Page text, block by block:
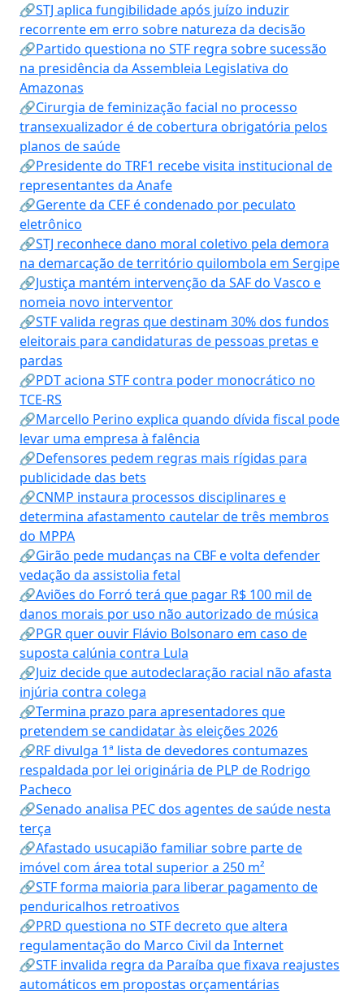
🔗STJ aplica fungibilidade após juízo induzir
recorrente em erro sobre natureza da decisão
🔗Partido questiona no STF regra sobre sucessão
na presidência da Assembleia Legislativa do
Amazonas
🔗Cirurgia de feminização facial no processo
transexualizador é de cobertura obrigatória pelos
planos de saúde
🔗Presidente do TRF1 recebe visita institucional de
representantes da Anafe
🔗Gerente da CEF é condenado por peculato
eletrônico
🔗STJ reconhece dano moral coletivo pela demora
na demarcação de território quilombola em Sergipe
🔗Justiça mantém intervenção da SAF do Vasco e
nomeia novo interventor
🔗STF valida regras que destinam 30% dos fundos
eleitorais para candidaturas de pessoas pretas e
pardas
🔗PDT aciona STF contra poder monocrático no
TCE-RS
🔗Marcello Perino explica quando dívida fiscal pode
levar uma empresa à falência
🔗Defensores pedem regras mais rígidas para
publicidade das bets
🔗CNMP instaura processos disciplinares e
determina afastamento cautelar de três membros
do MPPA
🔗Girão pede mudanças na CBF e volta defender
vedação da assistolia fetal
🔗Aviões do Forró terá que pagar R$ 100 mil de
danos morais por uso não autorizado de música
🔗PGR quer ouvir Flávio Bolsonaro em caso de
suposta calúnia contra Lula
🔗Juiz decide que autodeclaração racial não afasta
injúria contra colega
🔗Termina prazo para apresentadores que
pretendem se candidatar às eleições 2026
🔗RF divulga 1ª lista de devedores contumazes
respaldada por lei originária de PLP de Rodrigo
Pacheco
🔗Senado analisa PEC dos agentes de saúde nesta
terça
🔗Afastado usucapião familiar sobre parte de
imóvel com área total superior a 250 m²
🔗STF forma maioria para liberar pagamento de
penduricalhos retroativos
🔗PRD questiona no STF decreto que altera
regulamentação do Marco Civil da Internet
🔗STF invalida regra da Paraíba que fixava reajustes
automáticos em propostas orçamentárias